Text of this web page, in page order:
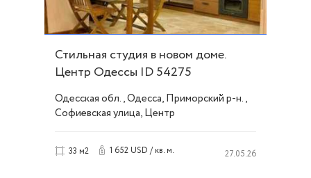
Стильная студия в новом доме.
Центр Одессы ID 54275
Одесская обл., Одесса, Приморский р-н.,
Софиевская улица, Центр
33 м2 1 652 USD / кв. м. 27.05.26